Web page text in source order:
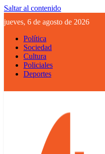
Saltar al contenido
jueves, 6 de agosto de 2026
Política
Sociedad
Cultura
Policiales
Deportes